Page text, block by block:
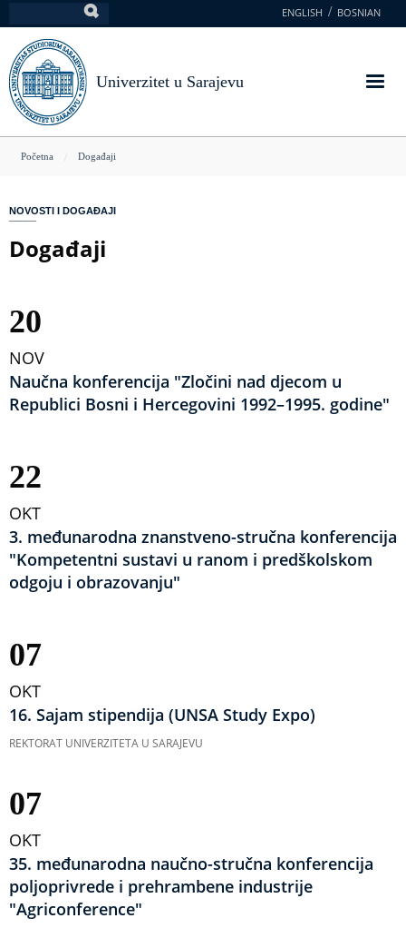
na
glavni
sadržaj
ENGLISH BOSNIAN
Univerzitet u Sarajevu
You
here
Početna Događaji
NOVOSTI I DOGAĐAJI
Događaji
20
NOV
Naučna konferencija "Zločini nad djecom u
Republici Bosni i Hercegovini 1992–1995. godine"
22
OKT
3. međunarodna znanstveno-stručna konferencija
"Kompetentni sustavi u ranom i predškolskom
odgoju i obrazovanju"
07
OKT
16. Sajam stipendija (UNSA Study Expo)
REKTORAT UNIVERZITETA U SARAJEVU
07
OKT
35. međunarodna naučno-stručna konferencija
poljoprivrede i prehrambene industrije
"Agriconference"